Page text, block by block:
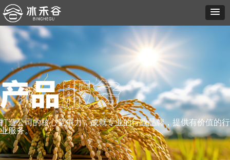
打造公司的核心竞争力，成就专业的行业品牌，提供有价值的行
业服务。